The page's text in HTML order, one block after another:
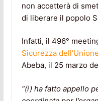
non accetterà di
di liberare il popolo
Infatti, il 496°
Sicurezza
Abeba, il 25 marzo
“(i) ha fatto appello